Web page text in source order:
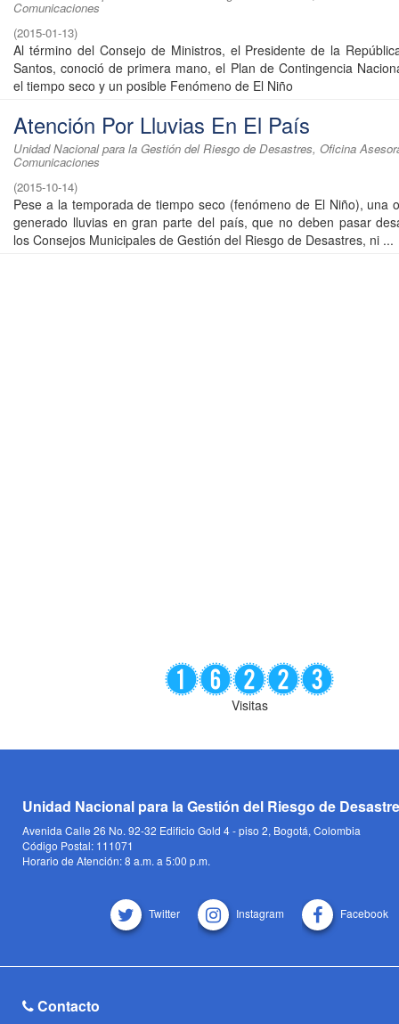
Comunicaciones
(2015-01-13)
Al término del Consejo de Ministros, el Presidente de la
Santos, conoció de primera mano, el Plan de Contingencia
el tiempo seco y un posible Fenómeno de El Niño
Atención Por Lluvias En El País
Unidad Nacional para la Gestión del Riesgo de Desastres, Oficina
Comunicaciones
(2015-10-14)
Pese a la temporada de tiempo seco (fenómeno de El Niño), una
generado lluvias en gran parte del país, que no deben pasar
los Consejos Municipales de Gestión del Riesgo de Desastres, ni ...
Visitas
Unidad Nacional para la Gestión del Riesgo de
Avenida Calle 26 No. 92-32 Edificio Gold 4 - piso 2, Bogotá, Colombia
Código Postal: 111071
Horario de Atención: 8 a.m. a 5:00 p.m.
Twitter Instagram Facebook
Contacto